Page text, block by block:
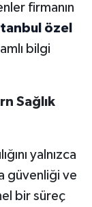
firmanın
özel
bilgi
Sağlık
yalnızca
güvenliği ve
bir süreç